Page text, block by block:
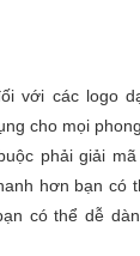
với các logo
cho mọi
phải giải
hơn bạn có
có thể dễ